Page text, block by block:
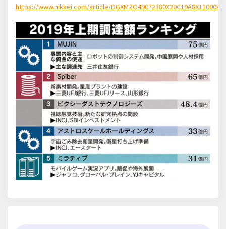
https://www.nikkei.com/article/DGXMZO49072380X20C19A8X11000/